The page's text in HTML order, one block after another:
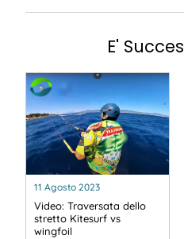
E'
11 Agosto 2023
Video: Traversata dello
stretto Kitesurf vs
wingfoil